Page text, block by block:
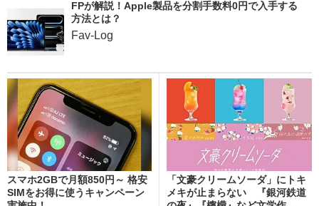
FPが解説！Apple製品を分割手数料0円で入手する
方法とは？
Fav-Log
スマホ2GBで月額850円～ 格安
SIMをお得に使うキャンペーン
「文豪クリームソーダ」にトキ
メキが止まらない 『銀河鉄道